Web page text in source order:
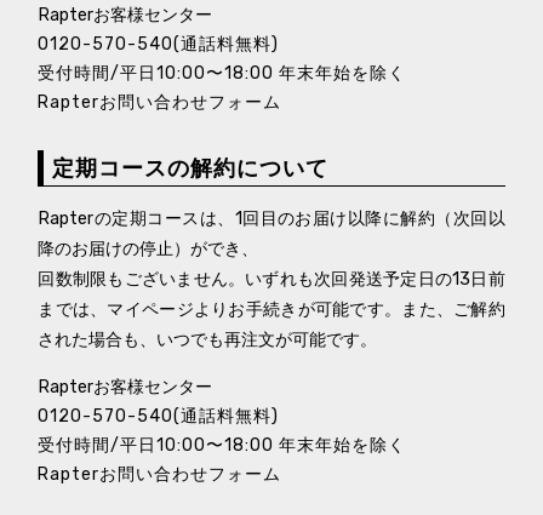
Rapterお客様センター
0120-570-540(通話料無料)
受付時間/平日10:00〜18:00 年末年始を除く
Rapterお問い合わせフォーム
定期コースの解約について
Rapterの定期コースは、1回目のお届け以降に解約（次回以
降のお届けの停止）ができ、
回数制限もございません。いずれも次回発送予定日の13日前
までは、マイページよりお手続きが可能です。また、ご解約
された場合も、いつでも再注文が可能です。
Rapterお客様センター
0120-570-540(通話料無料)
受付時間/平日10:00〜18:00 年末年始を除く
Rapterお問い合わせフォーム